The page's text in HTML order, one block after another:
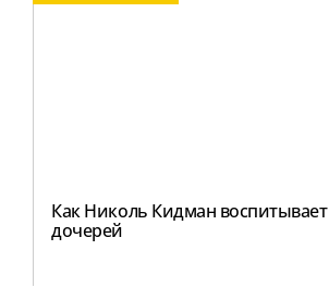
Как Николь Кидман воспитывает
дочерей